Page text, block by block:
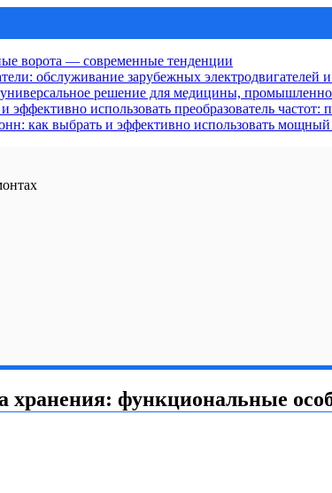
ворота — современные тенденции
обслуживание зарубежных электродвигателей
решение для медицины,
эффективно использовать преобразователь частот:
как выбрать и эффективно использовать
хранения: функциональные